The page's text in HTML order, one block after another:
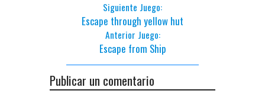
Siguiente Juego:
Escape through yellow hut
Anterior Juego:
Escape from Ship
Publicar un comentario